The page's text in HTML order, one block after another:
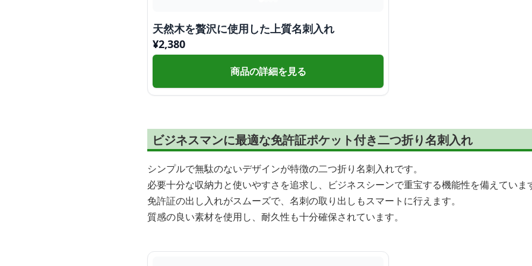
天然木を贅沢に使用した上質名刺入れ
¥2,380
商品の詳細を見る
ビジネスマンに最適な免許証ポケット付き二つ折り名刺入れ
シンプルで無駄のないデザインが特徴の二つ折り名刺入れです。
必要十分な収納力と使いやすさを追求し、ビジネスシーンで重宝する機能性を備えていま
免許証の出し入れがスムーズで、名刺の取り出しもスマートに行えます。
質感の良い素材を使用し、耐久性も十分確保されています。